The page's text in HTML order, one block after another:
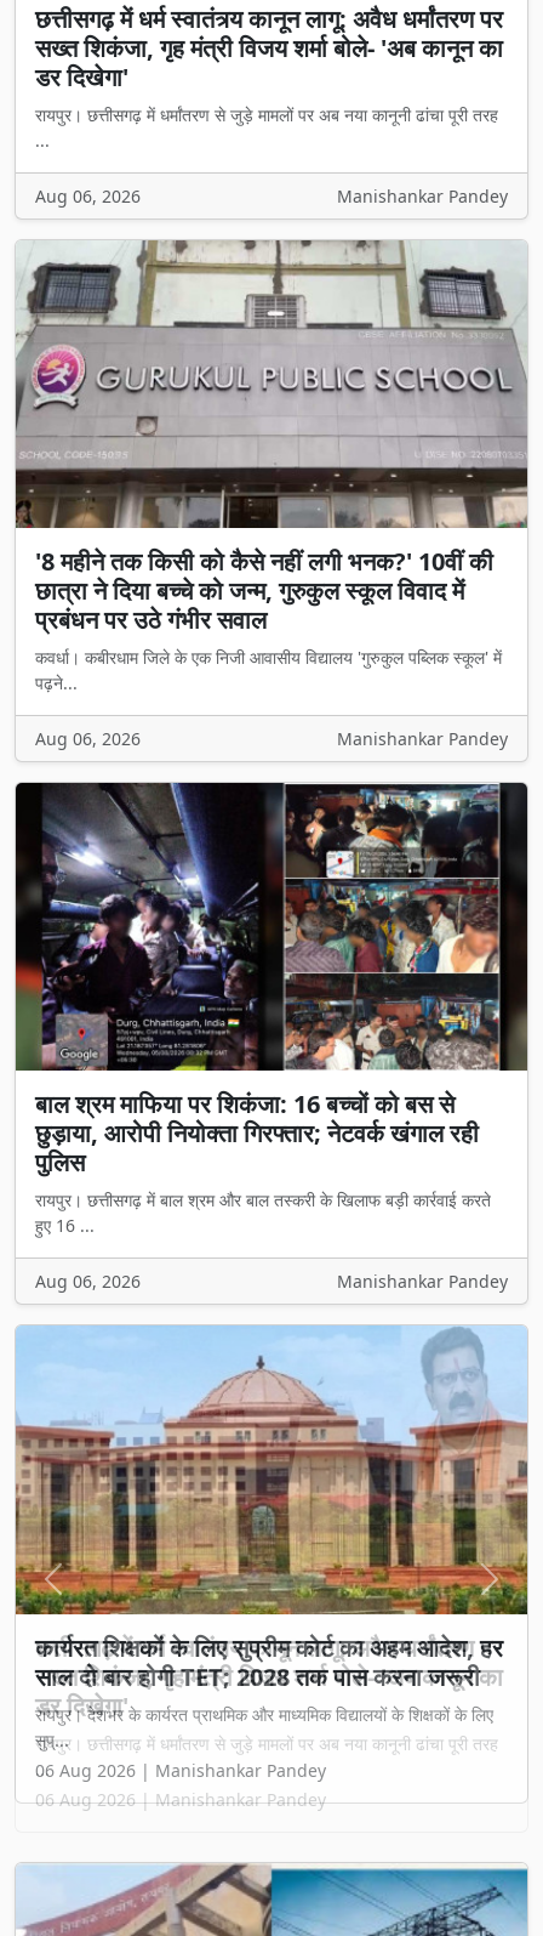
छत्तीसगढ़ में धर्म स्वातंत्र्य कानून लागू: अवैध धर्मांतरण पर
सख्त शिकंजा, गृह मंत्री विजय शर्मा बोले- 'अब कानून का
डर दिखेगा'
रायपुर। छत्तीसगढ़ में धर्मांतरण से जुड़े मामलों पर अब नया कानूनी ढांचा पूरी तरह
...
Aug 06, 2026 Manishankar Pandey
'8 महीने तक किसी को कैसे नहीं लगी भनक?' 10वीं की
छात्रा ने दिया बच्चे को जन्म, गुरुकुल स्कूल विवाद में
प्रबंधन पर उठे गंभीर सवाल
कवर्धा। कबीरधाम जिले के एक निजी आवासीय विद्यालय 'गुरुकुल पब्लिक स्कूल' में
पढ़ने...
Aug 06, 2026 Manishankar Pandey
बाल श्रम माफिया पर शिकंजा: 16 बच्चों को बस से
छुड़ाया, आरोपी नियोक्ता गिरफ्तार; नेटवर्क खंगाल रही
पुलिस
रायपुर। छत्तीसगढ़ में बाल श्रम और बाल तस्करी के खिलाफ बड़ी कार्रवाई करते
हुए 16 ...
Aug 06, 2026 Manishankar Pandey
छत्तीसगढ़ में धर्म स्वातंत्र्य कानून लागू: अवैध धर्मांतरण पर
सख्त शिकंजा, गृह मंत्री विजय शर्मा बोले- 'अब कानून का
डर दिखेगा'
रायपुर। छत्तीसगढ़ में धर्मांतरण से जुड़े मामलों पर अब नया कानूनी ढांचा पूरी तरह
...
06 Aug 2026 | Manishankar Pandey
Previous Next